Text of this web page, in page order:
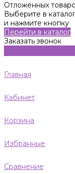
Отложенных
Выберите в
и нажмите кнопку
Перейти в каталог
Заказать звонок
Главная
Кабинет
Корзина
Избранные
Сравнение